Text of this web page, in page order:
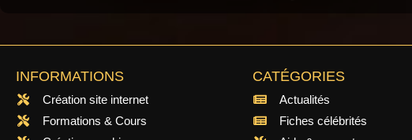
INFORMATIONS
Création site internet
Formations & Cours
CATÉGORIES
Actualités
Fiches célébrités